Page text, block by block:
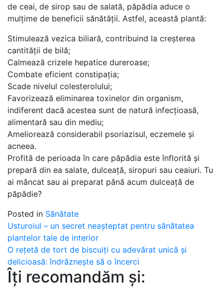
de ceai, de sirop sau de salată, păpădia aduce o
mulțime de beneficii sănătății. Astfel, această plantă:
Stimulează vezica biliară, contribuind la creșterea
cantității de bilă;
Calmează crizele hepatice dureroase;
Combate eficient constipația;
Scade nivelul colesterolului;
Favorizează eliminarea toxinelor din organism,
indiferent dacă acestea sunt de natură infecțioasă,
alimentară sau din mediu;
Ameliorează considerabil psoriazisul, eczemele și
acneea.
Profită de perioada în care păpădia este înflorită și
prepară din ea salate, dulceață, siropuri sau ceaiuri. Tu
ai mâncat sau ai preparat până acum dulceață de
păpădie?
Posted in Sănătate
Post
navigation
Usturoiul – un secret neașteptat pentru sănătatea
plantelor tale de interior
O rețetă de tort de biscuiți cu adevărat unică și
delicioasă: îndrăznește să o încerci
Îți recomandăm și: